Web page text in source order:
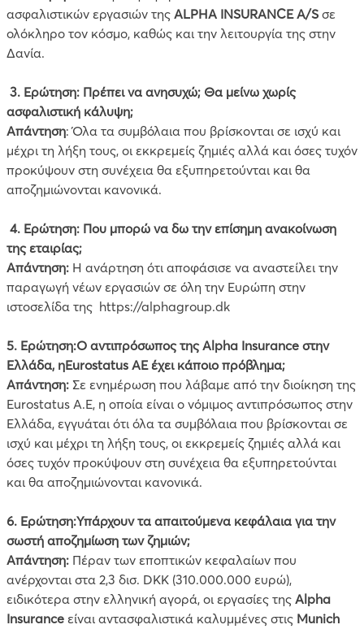
ασφαλιστικών εργασιών της ALPHA INSURANCE A/S σε
ολόκληρο τον κόσμο, καθώς και την λειτουργία της στην
Δανία.
3. Ερώτηση: Πρέπει να ανησυχώ; Θα μείνω χωρίς
ασφαλιστική κάλυψη;
Απάντηση: Όλα τα συμβόλαια που βρίσκονται σε ισχύ και
μέχρι τη λήξη τους, οι εκκρεμείς ζημιές αλλά και όσες τυχόν
προκύψουν στη συνέχεια θα εξυπηρετούνται και θα
αποζημιώνονται κανονικά.
4. Ερώτηση: Που μπορώ να δω την επίσημη ανακοίνωση
της εταιρίας;
Απάντηση: Η ανάρτηση ότι αποφάσισε να αναστείλει την
παραγωγή νέων εργασιών σε όλη την Ευρώπη στην
ιστοσελίδα της https://alphagroup.dk
5. Ερώτηση:Ο αντιπρόσωπος της Alpha Insurance στην
Ελλάδα, ηEurostatus ΑΕ έχει κάποιο πρόβλημα;
Απάντηση: Σε ενημέρωση που λάβαμε από την διοίκηση της
Eurostatus Α.Ε, η οποία είναι ο νόμιμος αντιπρόσωπος στην
Ελλάδα, εγγυάται ότι όλα τα συμβόλαια που βρίσκονται σε
ισχύ και μέχρι τη λήξη τους, οι εκκρεμείς ζημιές αλλά και
όσες τυχόν προκύψουν στη συνέχεια θα εξυπηρετούνται
και θα αποζημιώνονται κανονικά.
6. Ερώτηση:Υπάρχουν τα απαιτούμενα κεφάλαια για την
σωστή αποζημίωση των ζημιών;
Απάντηση: Πέραν των εποπτικών κεφαλαίων που
ανέρχονται στα 2,3 δισ. DKK (310.000.000 ευρώ),
ειδικότερα στην ελληνική αγορά, οι εργασίες της Alpha
Insurance είναι αντασφαλιστικά καλυμμένες στις Munich